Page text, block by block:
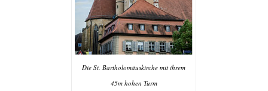
Die St. Bartholomäuskirche mit ihrem
45m hohen Turm